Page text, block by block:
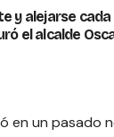
y alejarse cada
el alcalde
en un pasado